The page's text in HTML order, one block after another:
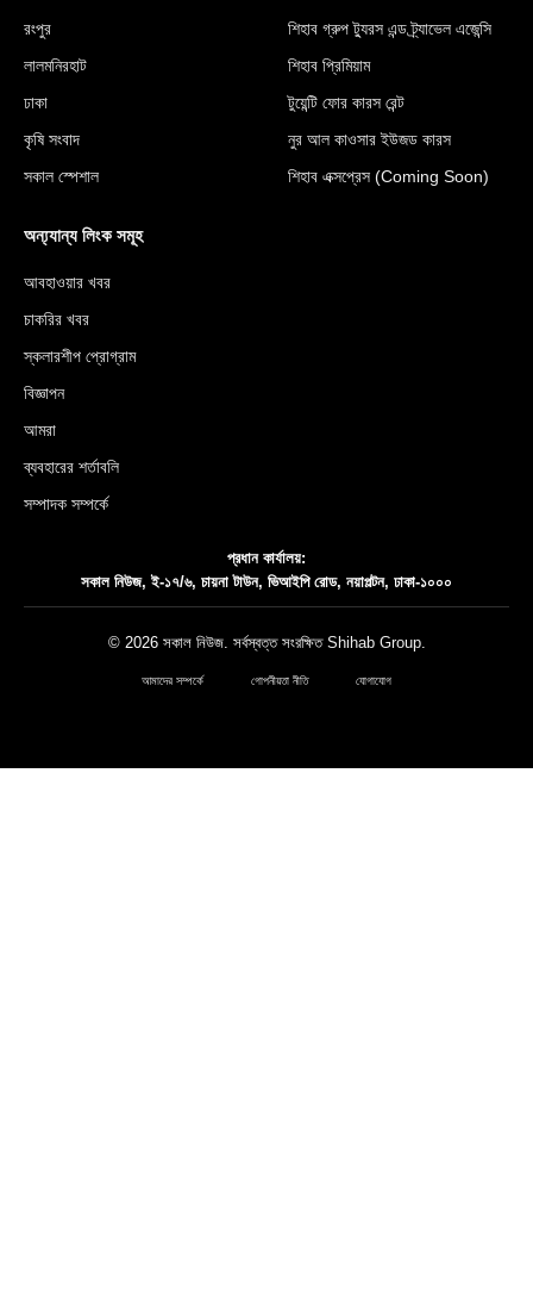
রংপুর
লালমনিরহাট
ঢাকা
কৃষি সংবাদ
সকাল স্পেশাল
শিহাব গ্রুপ ট্যুরস এন্ড ট্র্যাভেল এজেন্সি
শিহাব প্রিমিয়াম
টুয়েন্টি ফোর কারস রেন্ট
নুর আল কাওসার ইউজড কারস
শিহাব এক্সপ্রেস (Coming Soon)
অন্য্যান্য লিংক সমূহ
আবহাওয়ার খবর
চাকরির খবর
স্কলারশীপ প্রোগ্রাম
বিজ্ঞাপন
আমরা
ব্যবহারের শর্তাবলি
সম্পাদক সম্পর্কে
প্রধান কার্যালয়:
সকাল নিউজ, ই-১৭/৬, চায়না টাউন, ভিআইপি রোড, নয়াপল্টন, ঢাকা-১০০০
© 2026 সকাল নিউজ. সর্বস্বত্ত সংরক্ষিত Shihab Group.
আমাদের সম্পর্কে গোপনীয়তা নীতি যোগাযোগ